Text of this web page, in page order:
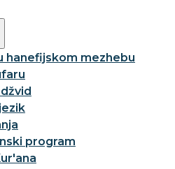
hanefijskom mezhebu
program